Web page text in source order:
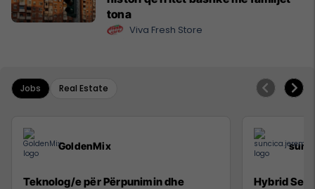
tona
Viva Fresh Store
Jobs Real Estate
GoldenMix
Teknolog/e për Përpunimin dhe
Hybrid